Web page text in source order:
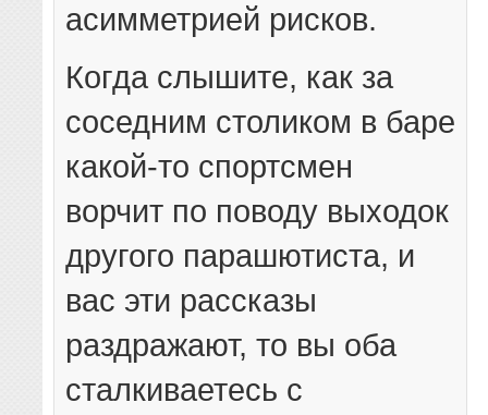
асимметрией рисков.
Когда слышите, как за
соседним столиком в баре
какой-то спортсмен
ворчит по поводу выходок
другого парашютиста, и
вас эти рассказы
раздражают, то вы оба
сталкиваетесь с